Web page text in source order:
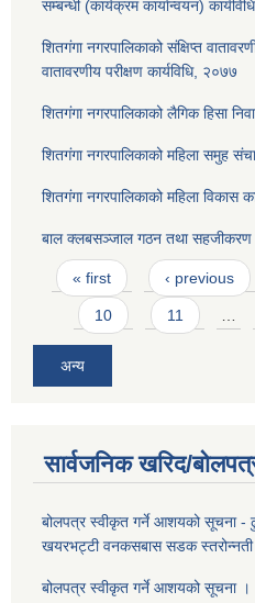
सम्बन्धी (कार्यक्रम कार्यान्वयन)
शितगंगा नगरपालिकाको संक्षिप्त
वातावरणीय परीक्षण कार्यविधि, २०७७
शितगंगा नगरपालिकाको लैगिक हि‌सा
शितगंगा नगरपालिकाको महिला समुह
शितगंगा नगरपालिकाको महिला विकास
बाल क्लबसञ्जाल गठन तथा सहजीकरण
Pages
« first ‹ previous
10 11
अन्य
सार्वजनिक खरिद/
बोलपत्र स्वीकृत गर्ने आशयको सूचना -
खयरभट्टी वनकसबास सडक
बोलपत्र स्वीकृत गर्ने आशयको सूचना